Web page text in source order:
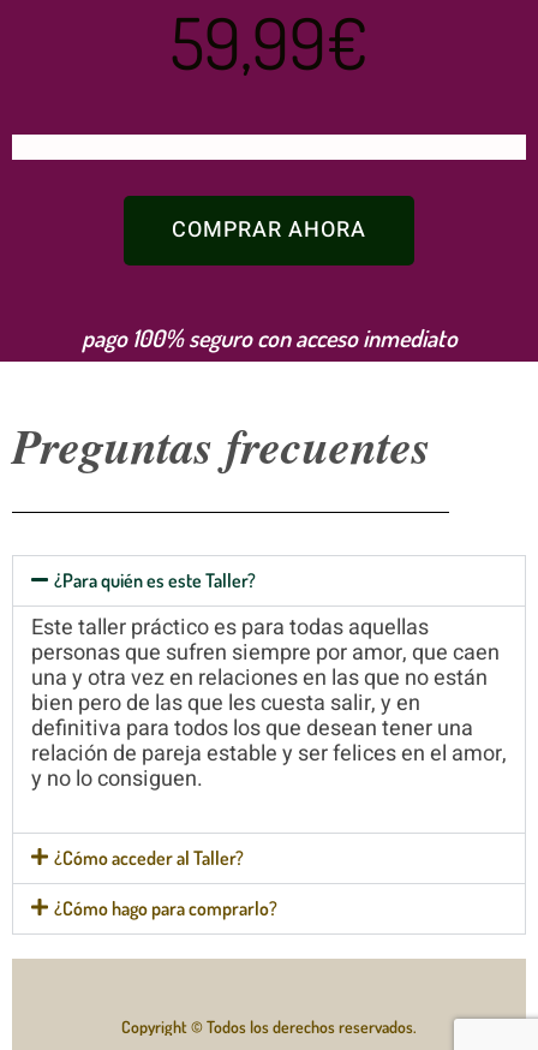
59,99€
COMPRAR AHORA
pago 100% seguro con acceso inmediato
Preguntas frecuentes
¿Para quién es este Taller?
Este taller práctico es para todas aquellas
personas que sufren siempre por amor, que caen
una y otra vez en relaciones en las que no están
bien pero de las que les cuesta salir, y en
definitiva para todos los que desean tener una
relación de pareja estable y ser felices en el amor,
y no lo consiguen.
¿Cómo acceder al Taller?
¿Cómo hago para comprarlo?
Copyright © Todos los derechos reservados.